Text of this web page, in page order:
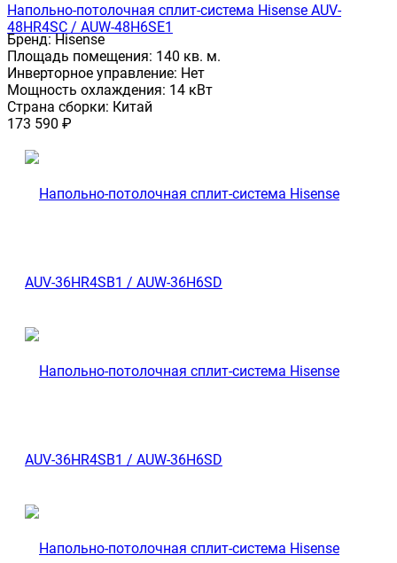
Напольно-потолочная сплит-система Hisense AUV-
48HR4SC / AUW-48H6SE1
Бренд:Hisense
Площадь помещения: 140 кв. м.
Инверторное управление: Нет
Мощность охлаждения: 14 кВт
Страна сборки: Китай
173 590 ₽